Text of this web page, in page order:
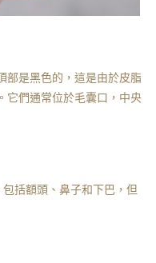
部是黑色的，這是由於皮脂
它們通常位於毛囊口，中央
括額頭、鼻子和下巴，但